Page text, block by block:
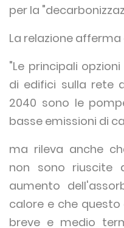
per la
La relazione afferma
"Le principali
di edifici sulla rete
2040 sono le
basse emissioni di
ma rileva anche
non sono riuscite
aumento
calore e che
breve e medio